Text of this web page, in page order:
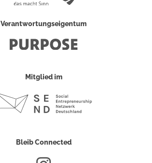
Verantwortungseigentum
Mitglied im
Bleib Connected